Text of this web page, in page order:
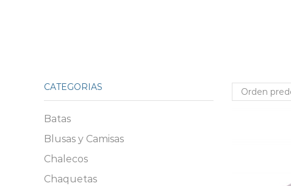
CATEGORIAS
Batas
Blusas y Camisas
Chalecos
Chaquetas